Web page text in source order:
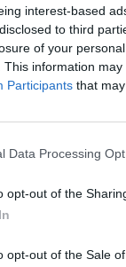
interest-based
to third
of your
This information
Participants that
Data Processing
opt-out of the
opt-out of the Sale